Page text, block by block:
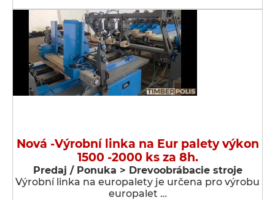
Nová -Výrobní linka na Eur palety výkon
1500 -2000 ks za 8h.
Predaj / Ponuka > Drevoobrábacie stroje
Výrobní linka na europalety je určena pro výrobu
europalet …